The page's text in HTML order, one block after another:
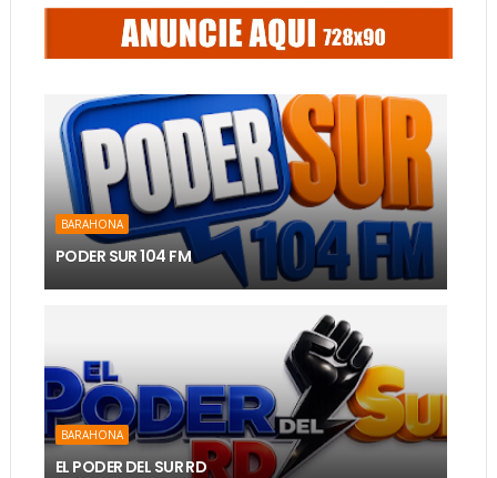
BARAHONA
PODER SUR 104 FM
BARAHONA
EL PODER DEL SUR RD